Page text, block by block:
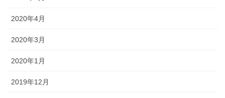
2020年4月
2020年3月
2020年1月
2019年12月